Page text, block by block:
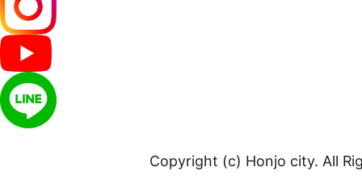
Copyright (c) Honjo city. All